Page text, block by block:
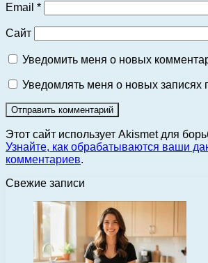
Email *
Сайт
Уведомить меня о новых
Уведомлять меня о новых записях
Этот сайт использует Akismet для
Узнайте, как обрабатываются ваши
комментариев.
Свежие записи